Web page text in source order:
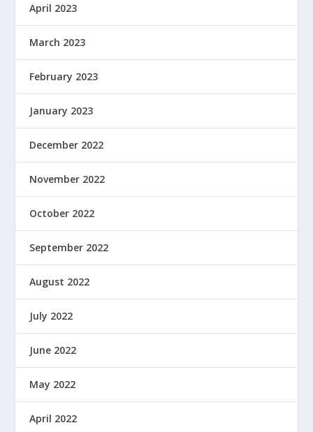
April 2023
March 2023
February 2023
January 2023
December 2022
November 2022
October 2022
September 2022
August 2022
July 2022
June 2022
May 2022
April 2022